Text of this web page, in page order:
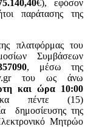
€), εφόσον
παράτασης της
πλατφόρμας του
Συμβάσεων
, μέσω της
του ως άνω
και ώρα 10:00
δέκα πέντε (15)
δημοσίευσης της
Μητρώο